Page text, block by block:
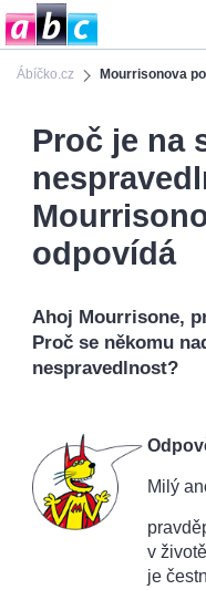
Ábíčko.cz Mourrisonova
Proč je na
odpovídá
Ahoj Mourrisone,
Proč se někomu
nespravedlnost?
Milý
v
je